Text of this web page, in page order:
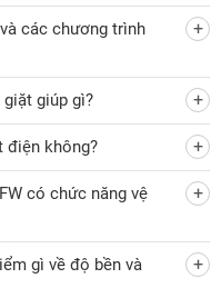
màu trắng
gỉ sẽ không bị oxy hóa,
trong quá trình hoạt động,
từ inox
mạ chrome cao cấp,
mở nhẹ nhàng, hạn chế
các chương trình
giúp gì?
điện không?
có chức năng vệ
gì về độ bền và